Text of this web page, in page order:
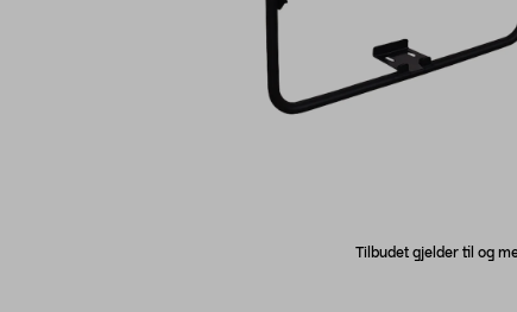
Tilbudet gjelder til og